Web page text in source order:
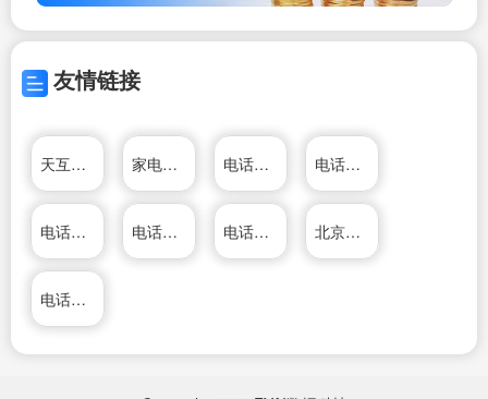
友情链接
天互400电话网 家电维修资料网 电话区号查询 电话号码查询网
电话号码查询网 电话号码查询网 电话号码查询网 北京家电维修网
电话号码查询网